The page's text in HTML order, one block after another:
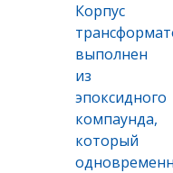
Корпус
выполнен
из
эпоксидного
компаунда,
который